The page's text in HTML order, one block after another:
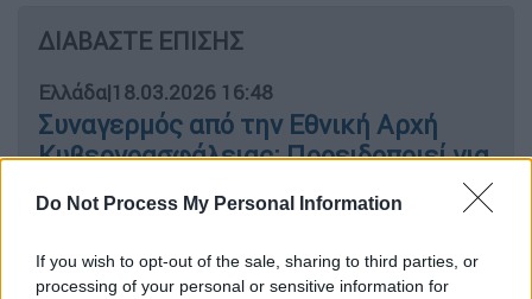
Do Not Process My Personal Information
If you wish to opt-out of the sale, sharing to third parties, or
processing of your personal or sensitive information for
ΔΙΑΒΑΣΤΕ ΕΠΙΣΗΣ
Ελλάδα|18.03.2026 16:48
Συναγερμός από την Εθνική Αρχή
Κυβερνοασφάλειας: Προειδοποιεί για
Ελλάδα